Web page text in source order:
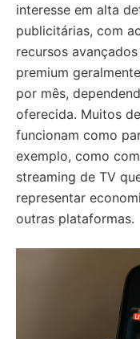
interesse em alta
publicitárias, com
recursos
premium
por mês,
oferecida. Muitos
funcionam como
exemplo, como
streaming de TV
representar
outras plataformas.